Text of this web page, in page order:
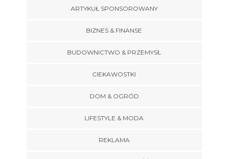
ARTYKUŁ SPONSOROWANY
BIZNES & FINANSE
BUDOWNICTWO & PRZEMYSŁ
CIEKAWOSTKI
DOM & OGRÓD
LIFESTYLE & MODA
REKLAMA